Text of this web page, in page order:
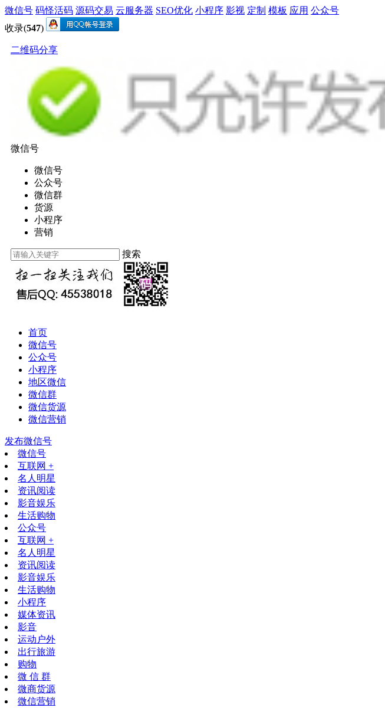
微信号 码怪活码 源码交易 云服务器 SEO优化 小程序 影视 定制 模板 应用 公众号
收录(547)
二维码分享
微信号
微信号
公众号
微信群
货源
小程序
营销
搜索
首页
微信号
公众号
小程序
地区微信
微信群
微信货源
微信营销
发布微信号
微信号
互联网 +
名人明星
资讯阅读
影音娱乐
生活购物
公众号
互联网 +
名人明星
资讯阅读
影音娱乐
生活购物
小程序
媒体资讯
影音
运动户外
出行旅游
购物
微 信 群
微商货源
微信营销